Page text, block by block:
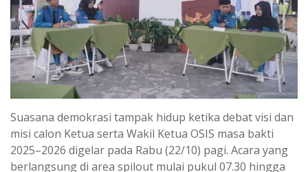
Suasana demokrasi tampak hidup ketika debat visi dan
misi calon Ketua serta Wakil Ketua OSIS masa bakti
2025–2026 digelar pada Rabu (22/10) pagi. Acara yang
berlangsung di area spilout mulai pukul 07.30 hingga